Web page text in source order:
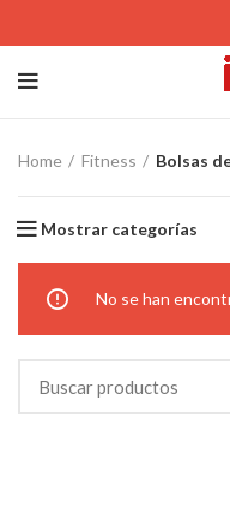
Home Fitness Bolsas
Mostrar categorías
No se han